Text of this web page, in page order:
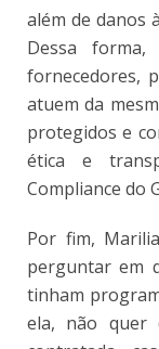
além de danos
Dessa
fornecedores,
atuem da
protegidos e
ética e
Compliance do
Por fim,
perguntar em
tinham
ela, não quer